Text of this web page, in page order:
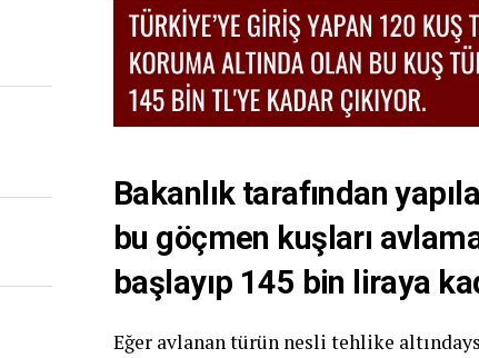
Bakanlık tarafından
bu göçmen kuşları
başlayıp 145 bin liraya
Eğer avlanan türün nesli tehlike